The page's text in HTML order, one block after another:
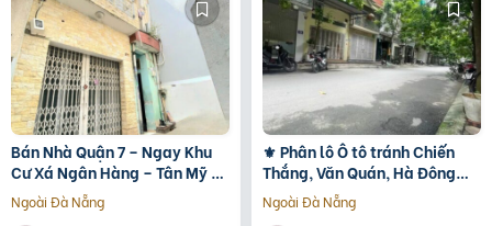
Bán Nhà Quận 7 – Ngay Khu
Cư Xá Ngân Hàng – Tân Mỹ –
45M2 – 2 Tầng Nhỉnh 4T
Ngoài Đà Nẵng
⚜️ Phân lô Ô tô tránh Chiến
Thắng, Văn Quán, Hà Đông
35m2 4T MT 3.5m, Giá cực tốt
Chỉ 9.2 Tỷ ⚜️
Ngoài Đà Nẵng